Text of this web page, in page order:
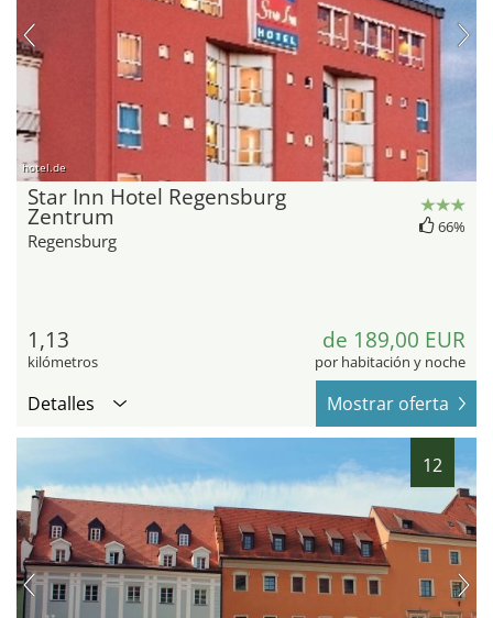
hotel.de
Star Inn Hotel Regensburg
Zentrum
Regensburg
66%
1,13
kilómetros
de 189,00 EUR
por habitación y noche
Detalles Mostrar oferta
12